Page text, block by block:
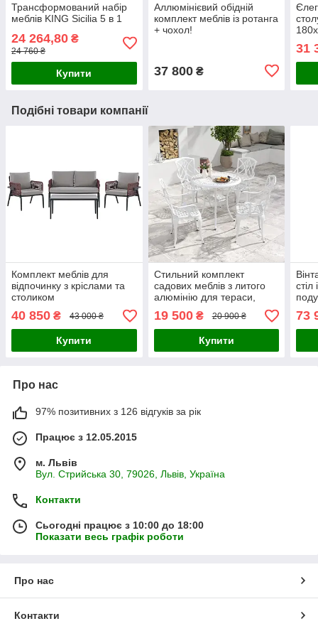
Трансформований набір
меблів KING Sicilia 5 в 1
24 264,80 ₴
24 760 ₴
Купити
Аллюмінієвий обідній
комплект меблів із ротанга
+ чохол!
37 800₴
31
Подібні товари компанії
Комплект меблів для
відпочинку з кріслами та
столиком
40 850 ₴ 43 000 ₴
Купити
Стильний комплект
садових меблів з литого
алюмінію для тераси,
балкона або саду - 4
зручні крісла + круглий
стіл
19 500₴ 20 900 ₴
Купити
стіл
73
Про нас
97% позитивних з 126 відгуків за рік
Працює з 12.05.2015
м. Львів
Вул. Стрийська 30, 79026, Львів, Україна
Контакти
Сьогодні працює з 10:00 до 18:00
Показати весь графік роботи
Про нас
Контакти